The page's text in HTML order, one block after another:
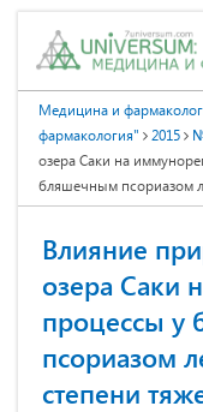
Медицина и
фармакология"
2015
озера Саки на
бляшечным псориазом
Влияние
озера Саки
процессы у
псориазом
степени